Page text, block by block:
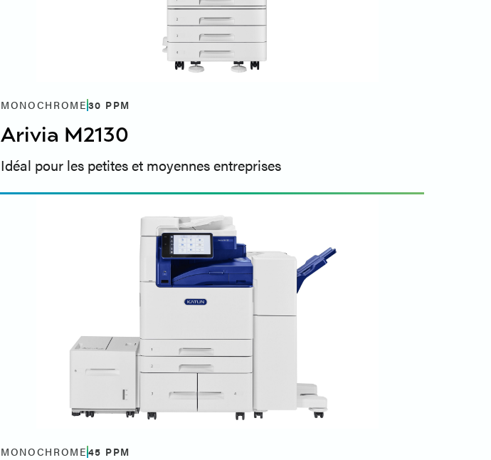
MONOCHROME30 PPM
Arivia M2130
Idéal pour les petites et moyennes entreprises
MONOCHROME45 PPM